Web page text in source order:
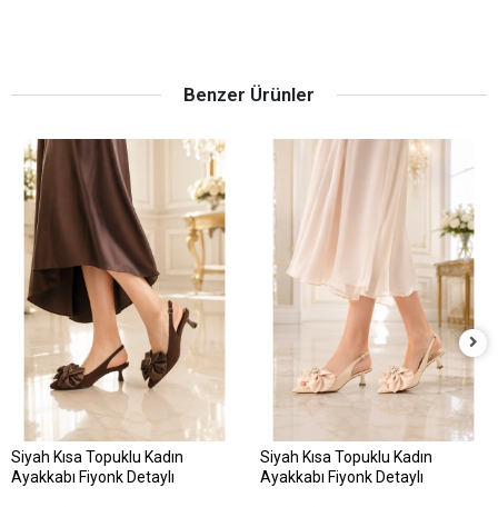
Benzer Ürünler
Siyah Kısa Topuklu Kadın
Ayakkabı Fiyonk Detaylı
Siyah Kısa Topuklu Kadın
Ayakkabı Fiyonk Detaylı